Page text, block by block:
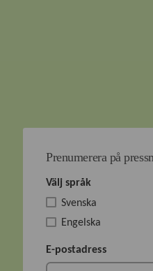
Prenumerera på
Välj språk
Svenska
Engelska
E-postadress